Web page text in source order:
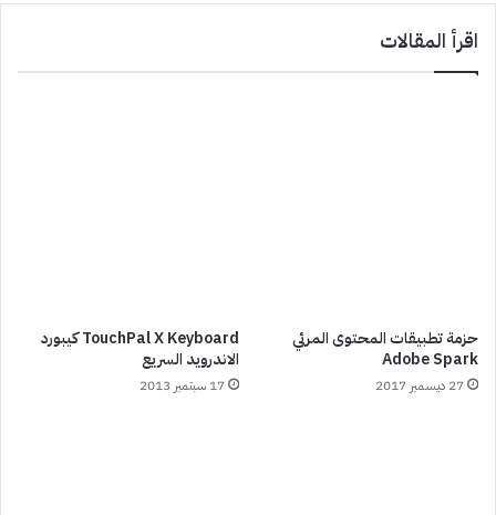
اقرأ المقالات
حزمة تطبيقات المحتوى المرئي
Adobe Spark
27 ديسمبر 2017
TouchPal X Keyboard كيبورد
الاندرويد السريع
17 سبتمبر 2013